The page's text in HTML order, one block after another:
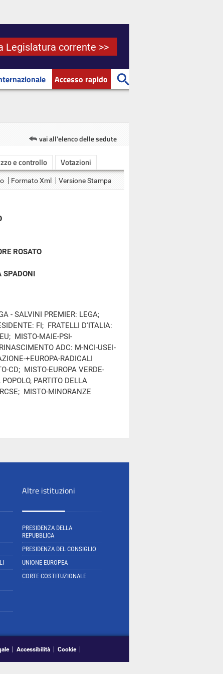
Legislatura corrente >>
Accesso rapido
vai all'elenco delle sedute
e controllo Votazioni
Formato Xml Versione Stampa
ROSATO
SPADONI
- SALVINI PREMIER: LEGA;
FI; FRATELLI D'ITALIA:
MISTO-MAIE-PSI-
ADC: M-NCI-USEI-
+EUROPA-RADICALI
CD; MISTO-EUROPA VERDE-
PARTITO DELLA
MISTO-MINORANZE
Altre istituzioni
PRESIDENZA DELLA
REPUBBLICA
PRESIDENZA DEL CONSIGLIO
UNIONE EUROPEA
CORTE COSTITUZIONALE
Accessibilità Cookie